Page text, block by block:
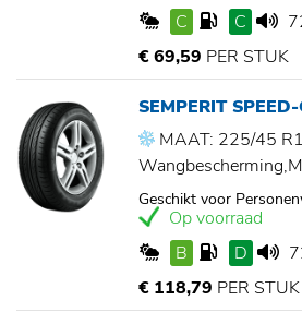
C
C
€ 69,59 PER STUK
SEMPERIT
MAAT: 225/45
Geschikt voor
Op voorraad
B
D
€ 118,79 PER STUK